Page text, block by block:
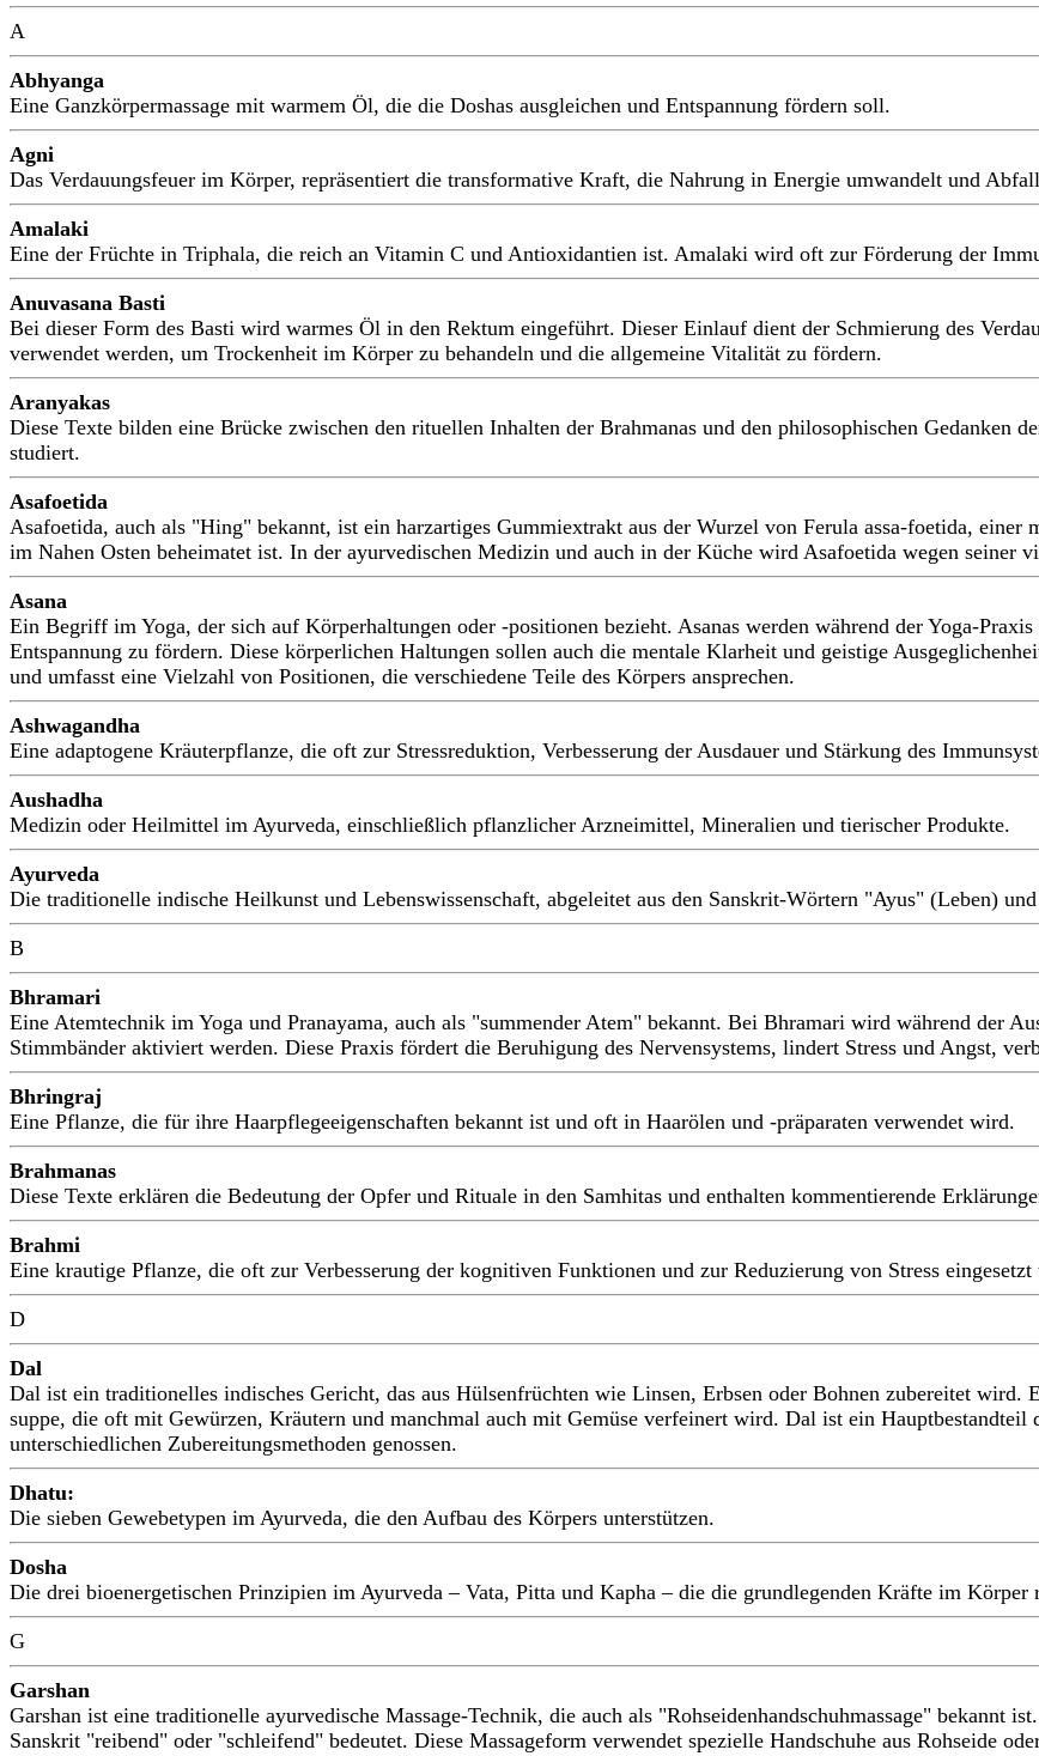
A
Abhyanga
Eine Ganzkörpermassage mit warmem Öl, die die Doshas ausgleichen und Entspannung fördern soll.
Agni
Das Verdauungsfeuer im Körper, repräsentiert die transformative Kraft, die Nahrung in Energie umwandelt und
Amalaki
Eine der Früchte in Triphala, die reich an Vitamin C und Antioxidantien ist. Amalaki wird oft zur Förderung der
Anuvasana Basti
Bei dieser Form des Basti wird warmes Öl in den Rektum eingeführt. Dieser Einlauf dient der Schmierung des
verwendet werden, um Trockenheit im Körper zu behandeln und die allgemeine Vitalität zu fördern.
Aranyakas
Diese Texte bilden eine Brücke zwischen den rituellen Inhalten der Brahmanas und den philosophischen Gedanken
studiert.
Asafoetida
Asafoetida, auch als "Hing" bekannt, ist ein harzartiges Gummiextrakt aus der Wurzel von Ferula assa-foetida,
im Nahen Osten beheimatet ist. In der ayurvedischen Medizin und auch in der Küche wird Asafoetida wegen seiner
Asana
Ein Begriff im Yoga, der sich auf Körperhaltungen oder -positionen bezieht. Asanas werden während der Yoga-
Entspannung zu fördern. Diese körperlichen Haltungen sollen auch die mentale Klarheit und geistige
und umfasst eine Vielzahl von Positionen, die verschiedene Teile des Körpers ansprechen.
Ashwagandha
Eine adaptogene Kräuterpflanze, die oft zur Stressreduktion, Verbesserung der Ausdauer und Stärkung des
Aushadha
Medizin oder Heilmittel im Ayurveda, einschließlich pflanzlicher Arzneimittel, Mineralien und tierischer Produkte.
Ayurveda
Die traditionelle indische Heilkunst und Lebenswissenschaft, abgeleitet aus den Sanskrit-Wörtern "Ayus" (Leben)
B
Bhramari
Eine Atemtechnik im Yoga und Pranayama, auch als "summender Atem" bekannt. Bei Bhramari wird während der
Stimmbänder aktiviert werden. Diese Praxis fördert die Beruhigung des Nervensystems, lindert Stress und Angst,
Bhringraj
Eine Pflanze, die für ihre Haarpflegeeigenschaften bekannt ist und oft in Haarölen und -präparaten verwendet wird.
Brahmanas
Diese Texte erklären die Bedeutung der Opfer und Rituale in den Samhitas und enthalten kommentierende
Brahmi
Eine krautige Pflanze, die oft zur Verbesserung der kognitiven Funktionen und zur Reduzierung von Stress
D
Dal
Dal ist ein traditionelles indisches Gericht, das aus Hülsenfrüchten wie Linsen, Erbsen oder Bohnen zubereitet
suppe, die oft mit Gewürzen, Kräutern und manchmal auch mit Gemüse verfeinert wird. Dal ist ein
unterschiedlichen Zubereitungsmethoden genossen.
Dhatu:
Die sieben Gewebetypen im Ayurveda, die den Aufbau des Körpers unterstützen.
Dosha
Die drei bioenergetischen Prinzipien im Ayurveda – Vata, Pitta und Kapha – die die grundlegenden Kräfte im
G
Garshan
Garshan ist eine traditionelle ayurvedische Massage-Technik, die auch als "Rohseidenhandschuhmassage" bekannt
Sanskrit "reibend" oder "schleifend" bedeutet. Diese Massageform verwendet spezielle Handschuhe aus Rohseide